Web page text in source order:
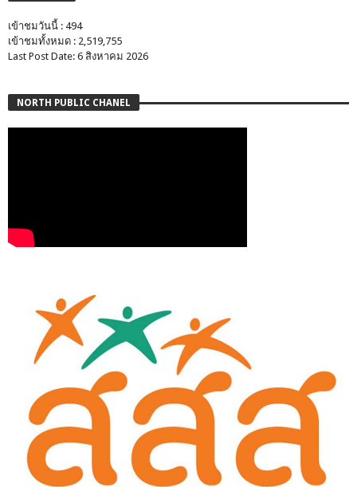
เข้าชมวันนี้ : 494
เข้าชมทั้งหมด : 2,519,755
Last Post Date: 6 สิงหาคม 2026
NORTH PUBLIC CHANEL